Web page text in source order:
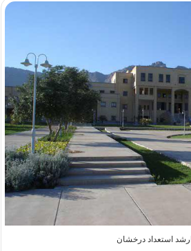
۱۳۹۵
در
هفته
آینده
استعداد درخشان